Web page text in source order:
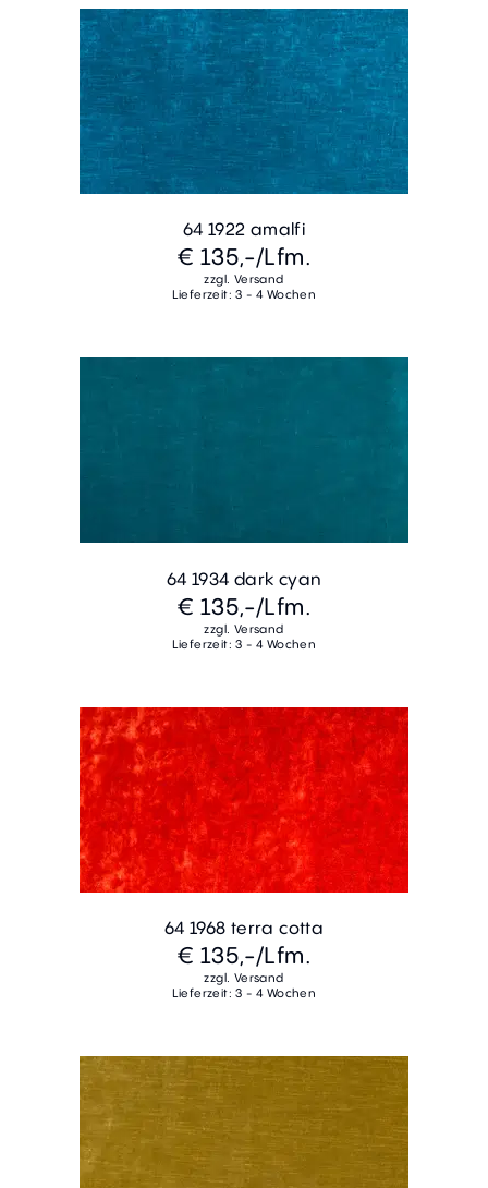
64 1922 amalfi
€ 135,-/Lfm.
zzgl. Versand
Lieferzeit: 3 - 4 Wochen
64 1934 dark cyan
€ 135,-/Lfm.
zzgl. Versand
Lieferzeit: 3 - 4 Wochen
64 1968 terra cotta
€ 135,-/Lfm.
zzgl. Versand
Lieferzeit: 3 - 4 Wochen